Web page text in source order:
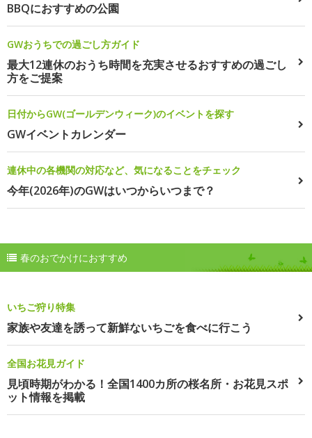
BBQにおすすめの公園
GWおうちでの過ごし方ガイド
最大12連休のおうち時間を充実させるおすすめの過ごし
方をご提案
日付からGW(ゴールデンウィーク)のイベントを探す
GWイベントカレンダー
連休中の各機関の対応など、気になることをチェック
今年(2026年)のGWはいつからいつまで？
春のおでかけにおすすめ
いちご狩り特集
家族や友達を誘って新鮮ないちごを食べに行こう
全国お花見ガイド
見頃時期がわかる！全国1400カ所の桜名所・お花見スポ
ット情報を掲載